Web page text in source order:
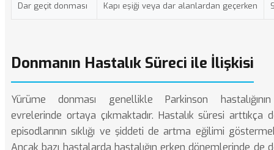
Dar geçit donması Kapı eşiği veya dar alanlardan geçerken
Donmanın Hastalık Süreci ile İlişkisi
Yürüme donması genellikle Parkinson
evrelerinde ortaya çıkmaktadır. Hastalık süresi arttıkça
episodlarının sıklığı ve şiddeti de artma eğilimi
Ancak bazı hastalarda hastalığın erken dönemlerinde de